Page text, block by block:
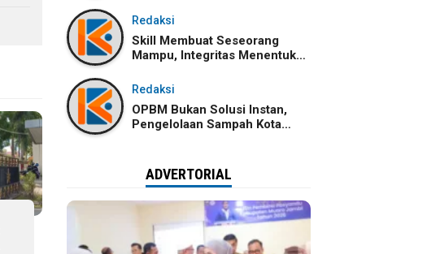
Tantangannya
Redaksi
Skill Membuat Seseorang
Mampu, Integritas Menentukan
Dibawa
Redaksi
OPBM Bukan Solusi Instan,
Pengelolaan Sampah Kota
ADVERTORIAL